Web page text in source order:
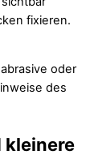
fixieren.
oder
des
kleinere